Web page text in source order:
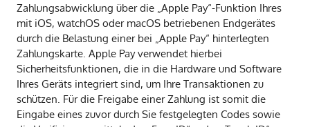
Zahlungsabwicklung über die „Apple Pay“-Funktion Ihres
mit iOS, watchOS oder macOS betriebenen Endgerätes
durch die Belastung einer bei „Apple Pay“ hinterlegten
Zahlungskarte. Apple Pay verwendet hierbei
Sicherheitsfunktionen, die in die Hardware und Software
Ihres Geräts integriert sind, um Ihre Transaktionen zu
schützen. Für die Freigabe einer Zahlung ist somit die
Eingabe eines zuvor durch Sie festgelegten Codes sowie